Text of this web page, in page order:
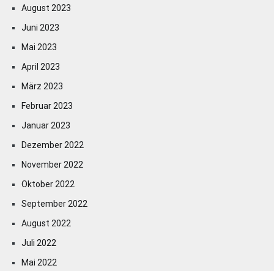
August 2023
Juni 2023
Mai 2023
April 2023
März 2023
Februar 2023
Januar 2023
Dezember 2022
November 2022
Oktober 2022
September 2022
August 2022
Juli 2022
Mai 2022